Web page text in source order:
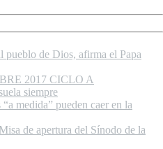
pueblo de Dios, afirma el Papa
2017 CICLO A
siempre
medida” pueden caer en la
de apertura del Sínodo de la